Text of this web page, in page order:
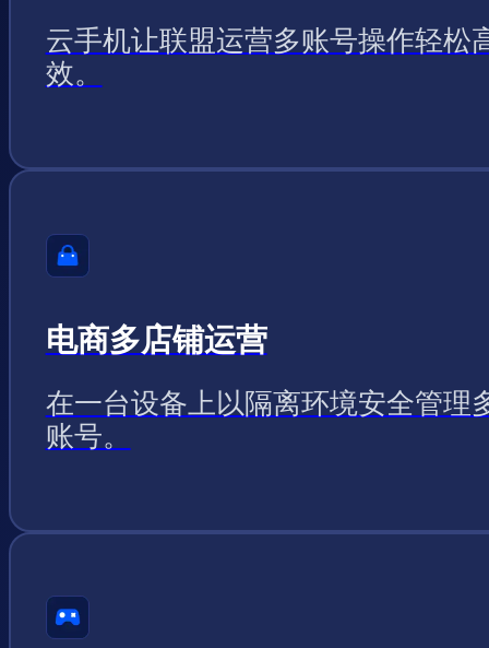
云手机让联盟运营多账号操作轻松
效。
电商多店铺运营
在一台设备上以隔离环境安全管理
账号。